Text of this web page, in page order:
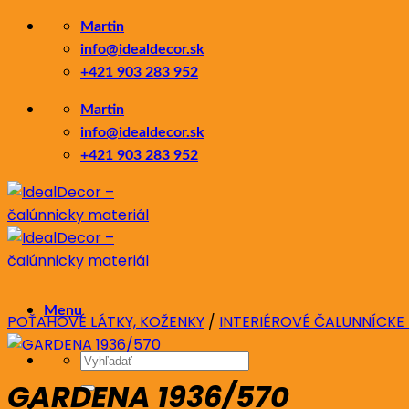
Skip
content
Martin
info@idealdecor.sk
+421 903 283 952
Martin
info@idealdecor.sk
+421 903 283 952
Menu
Hľadať:
POŤAHOVÉ LÁTKY, KOŽENKY / INTERIÉROVÉ ČALUNNÍCKE
GARDENA 1936/570